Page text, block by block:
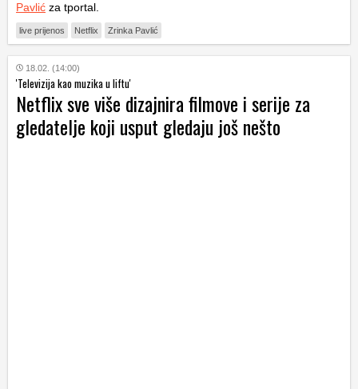
Pavlić za tportal.
live prijenos Netflix Zrinka Pavlić
18.02. (14:00)
'Televizija kao muzika u liftu'
Netflix sve više dizajnira filmove i serije za
gledatelje koji usput gledaju još nešto